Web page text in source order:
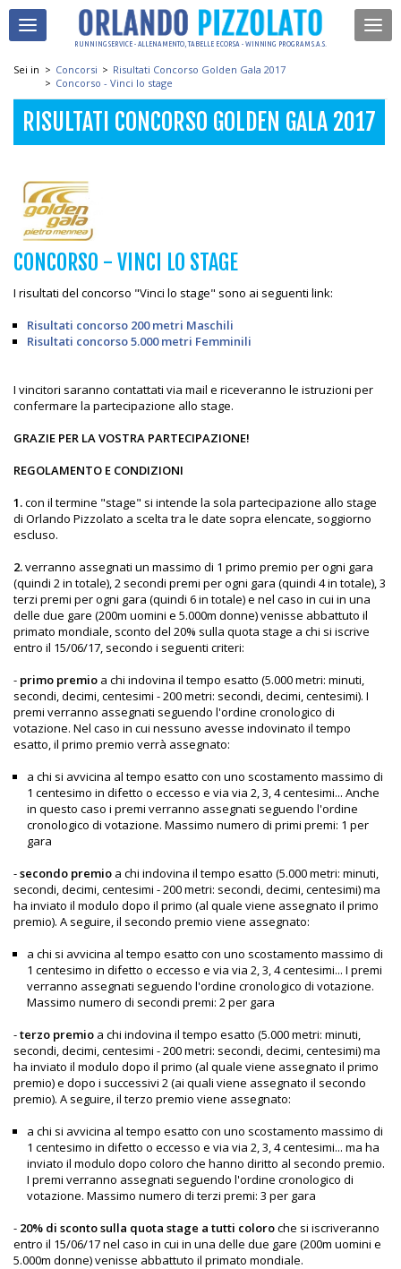
RUNNING SERVICE - ALLENAMENTO, TABELLE E CORSA - WINNING PROGRAM S.A.S.
Sei in > Concorsi > Risultati Concorso Golden Gala 2017
> Concorso - Vinci lo stage
RISULTATI CONCORSO GOLDEN GALA 2017
CONCORSO - VINCI LO STAGE
I risultati del concorso "Vinci lo stage" sono ai seguenti link:
Risultati concorso 200 metri Maschili
Risultati concorso 5.000 metri Femminili
I vincitori saranno contattati via mail e riceveranno le istruzioni per
confermare la partecipazione allo stage.
GRAZIE PER LA VOSTRA PARTECIPAZIONE!
REGOLAMENTO E CONDIZIONI
1.con il termine "stage" si intende la sola partecipazione allo stage
di Orlando Pizzolato a scelta tra le date sopra elencate, soggiorno
escluso.
2.verranno assegnati un massimo di 1 primo premio per ogni gara
(quindi 2 in totale), 2 secondi premi per ogni gara (quindi 4 in totale), 3
terzi premi per ogni gara (quindi 6 in totale) e nel caso in cui in una
delle due gare (200m uomini e 5.000m donne) venisse abbattuto il
primato mondiale, sconto del 20% sulla quota stage a chi si iscrive
entro il 15/06/17, secondo i seguenti criteri:
- primo premio a chi indovina il tempo esatto (5.000 metri: minuti,
secondi, decimi, centesimi - 200 metri: secondi, decimi, centesimi). I
premi verranno assegnati seguendo l'ordine cronologico di
votazione. Nel caso in cui nessuno avesse indovinato il tempo
esatto, il primo premio verrà assegnato:
a chi si avvicina al tempo esatto con uno scostamento massimo di
1 centesimo in difetto o eccesso e via via 2, 3, 4 centesimi... Anche
in questo caso i premi verranno assegnati seguendo l'ordine
cronologico di votazione. Massimo numero di primi premi: 1 per
gara
-secondo premio a chi indovina il tempo esatto (5.000 metri: minuti,
secondi, decimi, centesimi - 200 metri: secondi, decimi, centesimi) ma
ha inviato il modulo dopo il primo (al quale viene assegnato il primo
premio). A seguire, il secondo premio viene assegnato:
a chi si avvicina al tempo esatto con uno scostamento massimo di
1 centesimo in difetto o eccesso e via via 2, 3, 4 centesimi... I premi
verranno assegnati seguendo l'ordine cronologico di votazione.
Massimo numero di secondi premi: 2 per gara
-terzo premio a chi indovina il tempo esatto (5.000 metri: minuti,
secondi, decimi, centesimi - 200 metri: secondi, decimi, centesimi) ma
ha inviato il modulo dopo il primo (al quale viene assegnato il primo
premio) e dopo i successivi 2 (ai quali viene assegnato il secondo
premio). A seguire, il terzo premio viene assegnato:
a chi si avvicina al tempo esatto con uno scostamento massimo di
1 centesimo in difetto o eccesso e via via 2, 3, 4 centesimi... ma ha
inviato il modulo dopo coloro che hanno diritto al secondo premio.
I premi verranno assegnati seguendo l'ordine cronologico di
votazione. Massimo numero di terzi premi: 3 per gara
- 20% di sconto sulla quota stage a tutti coloroche si iscriveranno
entro il 15/06/17 nel caso in cui in una delle due gare (200m uomini e
5.000m donne) venisse abbattuto il primato mondiale.